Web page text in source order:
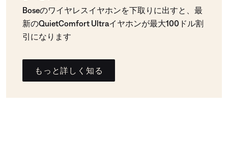
Boseのワイヤレスイヤホンを下取りに出すと、最
新のQuietComfort Ultraイヤホンが最大100ドル割
引になります
もっと詳しく知る